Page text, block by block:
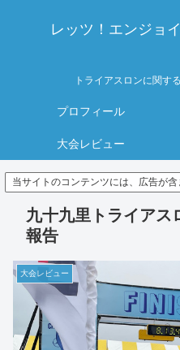
レッツ！エンジョ
トライアスロンに関す
プロフィール
大会レビュー
当サイトのコンテンツには、広告が
九十九里トライアス
報告
大会レビュー